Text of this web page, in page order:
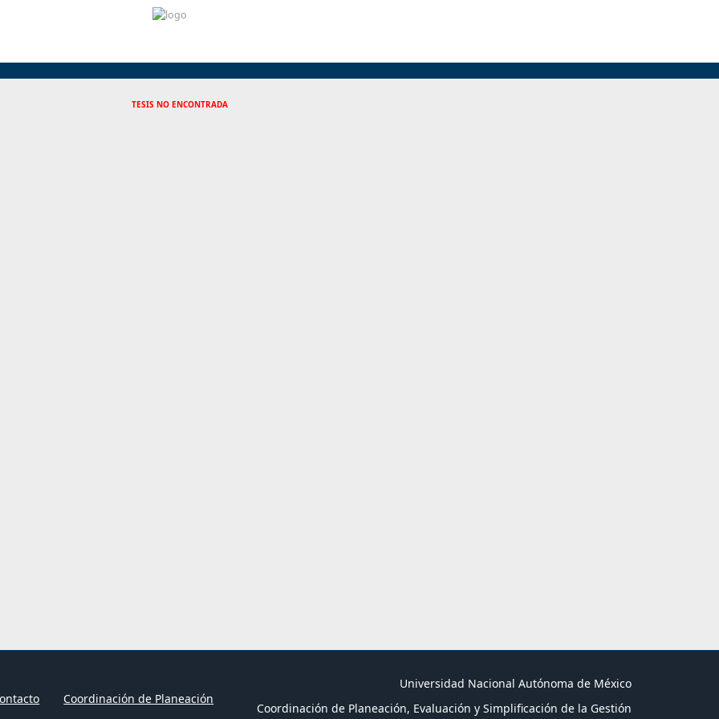
TESIS NO ENCONTRADA
Coordinación de Planeación
Universidad Nacional Autónoma de México
Coordinación de Planeación, Evaluación y Simplificación de la Gestión